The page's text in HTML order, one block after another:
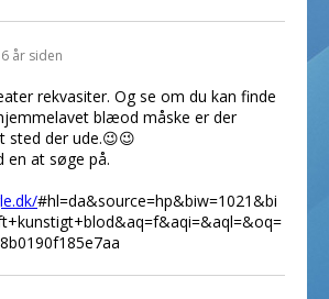
år siden
rekvasiter. Og se om du kan finde
blæod måske er der
sted der ude.😉😉
en at søge på.
#hl=da&source=hp&biw=1021&bi